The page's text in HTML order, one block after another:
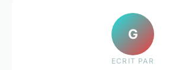
G
ECRIT PAR